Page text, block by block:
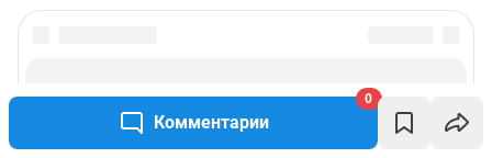
Комментарии
0